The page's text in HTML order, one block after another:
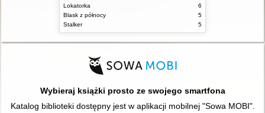
Lokatorka
6
Blask z północy
5
Stalker
5
Wybieraj książki prosto ze swojego smartfona
Katalog biblioteki dostępny jest w aplikacji mobilnej "Sowa MOBI".